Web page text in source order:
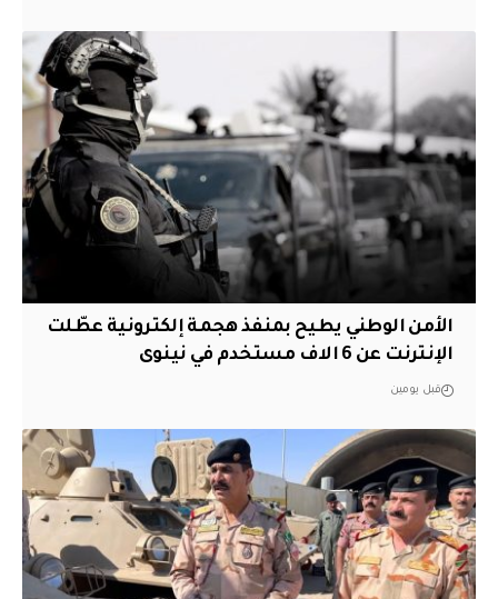
الأمن الوطني يطيح بمنفذ هجمة إلكترونية عطّلت
الإنترنت عن 6 الاف مستخدم في نينوى
قبل يومين